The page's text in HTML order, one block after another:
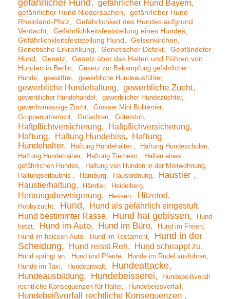
gefährlicher Hund gefährlicher Hund Bayern
gefährlicher Hund Niedersachen
gefährlicher Hund
Rheinland-Pfalz
Gefährlichkeit des Hundes aufgrund
Verdacht
Gefährlichkeitsfeststellung eines Hundes
Gefährlichkleitsfeststellung Hund
Gelsenkirchen
Genetische Erkrankung
Genetischer Defekt
Gepfändeter
Hund
Gesetz
Gesetz über das Halten und Führen von
Hunden in Berlin
Gesetz zur Bekämpfung gefährlicher
Hunde
gewaltfrei gewerbliche Hundeausführer
gewerbliche Hundehaltung gewerbliche Zucht
gewerblicher Hundehandel
gewerblicher Hundezüchter
gewerbsmässige Zucht
Grosser Mini Bullterrier
Gruppenunterricht
Gutachten Gütersloh
Haftpflichtversicherung Haftpflichversicherung
Haftung Haftung Hundebiss
Haftung
Hundehalter
Haftung Hundehalter
Haftung Hundeschulen
Haftung Hundetrainer
Haftung Tierheim
Halten eines
gefährlichen Hundes
Haltung von Hunden in der Mietwohnung
Haltungserlaubnis
Hamburg Hausordnung Haustier
Haustierhaltung Händler Heidelberg
Herausgabeweigerung Hessen Hitzetod
Hobbyzucht Hund
Hund als gefährlich eingestuft
Hund bestimmter Rasse
Hund hat gebissen
Hund
hetzt
Hund im Auto Hund im Büro
Hund im Freien
Hund im heissen Auto
Hund im Testament
Hund in der
Scheidung
Hund reisst Reh Hund schnappt zu
Hund springt an Hund und Pferde
Hunde im Rudel ausführen
Hunde im Taxi
Hundeanwalt Hundeattacke
Hundeausbildung Hundebeisserei
Hundebeißvorall
rechtliche Konsequenzen für Halter
Hundebeissvorfall
Hundebeißvorfall rechtliche Konsequenzen